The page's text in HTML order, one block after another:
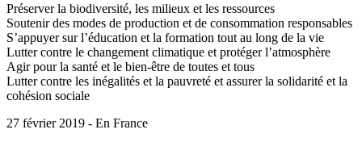
Préserver la biodiversité, les milieux et les ressources
Soutenir des modes de production et de consommation responsables
S’appuyer sur l’éducation et la formation tout au long de la vie
Lutter contre le changement climatique et protéger l’atmosphère
Agir pour la santé et le bien-être de toutes et tous
Lutter contre les inégalités et la pauvreté et assurer la solidarité et la
cohésion sociale
27 février 2019 - En France